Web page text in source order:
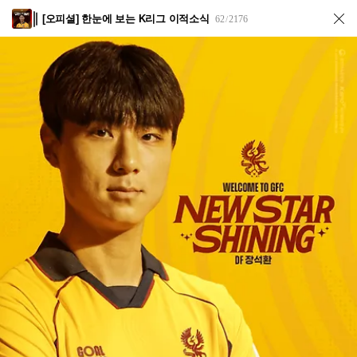
[오피셜] 한눈에 보는 K리그 이적소식 62/2176